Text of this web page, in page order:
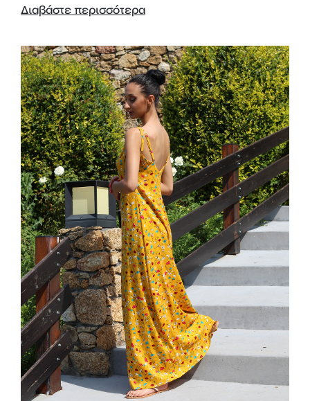
Διαβάστε περισσότερα